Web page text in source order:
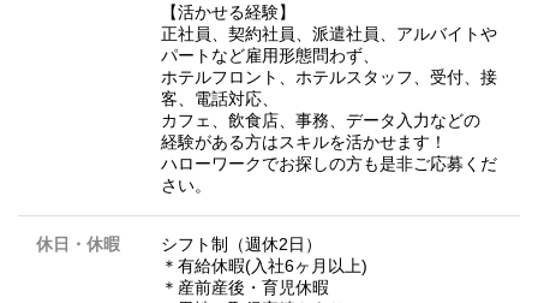
【活かせる経験】
正社員、契約社員、派遣社員、アルバイトや
パートなど雇用形態問わず、
ホテルフロント、ホテルスタッフ、受付、接
客、電話対応、
カフェ、飲食店、事務、データ入力などの
経験がある方はスキルを活かせます！
ハローワークでお探しの方も是非ご応募くだ
さい。
休日・休暇
シフト制（週休2日）
＊有給休暇(入社6ヶ月以上)
＊産前産後・育児休暇